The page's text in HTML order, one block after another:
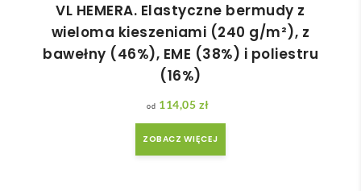
VL HEMERA. Elastyczne bermudy z
wieloma kieszeniami (240 g/m²), z
bawełny (46%), EME (38%) i poliestru
(16%)
114,05 zł
ZOBACZ WIĘCEJ